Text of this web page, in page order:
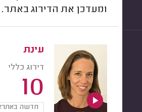
ומעדכן את הדירוג באתר.
עינת
דירוג כללי
10
חדשה באתר!